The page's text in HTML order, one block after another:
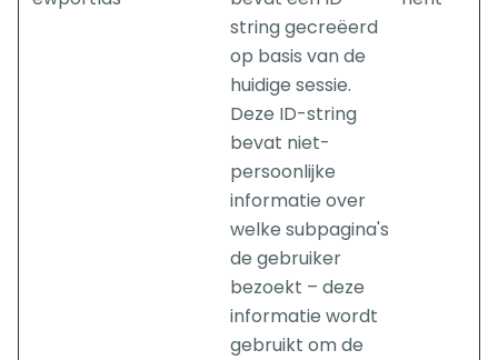
string gecreëerd
op basis van de
huidige sessie.
Deze ID-string
bevat niet-
persoonlijke
informatie over
welke subpagina's
de gebruiker
bezoekt – deze
informatie wordt
gebruikt om de